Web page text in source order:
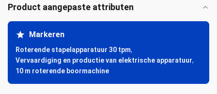
Product aangepaste attributen
Markeren
Roterende stapelapparatuur 30 tpm,
Vervaardiging en productie van elektrische apparatuur,
10 m roterende boormachine